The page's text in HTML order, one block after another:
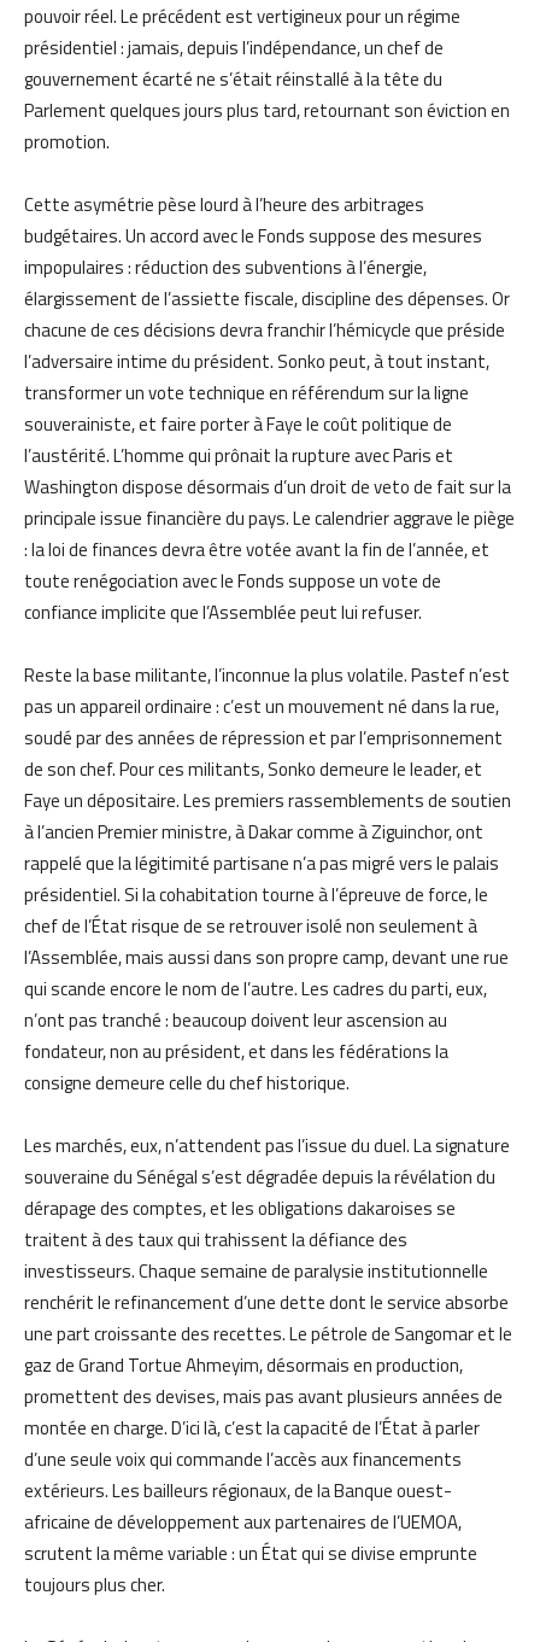
pouvoir réel. Le précédent est vertigineux pour un régime
présidentiel : jamais, depuis l’indépendance, un chef de
gouvernement écarté ne s’était réinstallé à la tête du
Parlement quelques jours plus tard, retournant son éviction en
promotion.
Cette asymétrie pèse lourd à l’heure des arbitrages
budgétaires. Un accord avec le Fonds suppose des mesures
impopulaires : réduction des subventions à l’énergie,
élargissement de l’assiette fiscale, discipline des dépenses. Or
chacune de ces décisions devra franchir l’hémicycle que préside
l’adversaire intime du président. Sonko peut, à tout instant,
transformer un vote technique en référendum sur la ligne
souverainiste, et faire porter à Faye le coût politique de
l’austérité. L’homme qui prônait la rupture avec Paris et
Washington dispose désormais d’un droit de veto de fait sur la
principale issue financière du pays. Le calendrier aggrave le piège
: la loi de finances devra être votée avant la fin de l’année, et
toute renégociation avec le Fonds suppose un vote de
confiance implicite que l’Assemblée peut lui refuser.
Reste la base militante, l’inconnue la plus volatile. Pastef n’est
pas un appareil ordinaire : c’est un mouvement né dans la rue,
soudé par des années de répression et par l’emprisonnement
de son chef. Pour ces militants, Sonko demeure le leader, et
Faye un dépositaire. Les premiers rassemblements de soutien
à l’ancien Premier ministre, à Dakar comme à Ziguinchor, ont
rappelé que la légitimité partisane n’a pas migré vers le palais
présidentiel. Si la cohabitation tourne à l’épreuve de force, le
chef de l’État risque de se retrouver isolé non seulement à
l’Assemblée, mais aussi dans son propre camp, devant une rue
qui scande encore le nom de l’autre. Les cadres du parti, eux,
n’ont pas tranché : beaucoup doivent leur ascension au
fondateur, non au président, et dans les fédérations la
consigne demeure celle du chef historique.
Les marchés, eux, n’attendent pas l’issue du duel. La signature
souveraine du Sénégal s’est dégradée depuis la révélation du
dérapage des comptes, et les obligations dakaroises se
traitent à des taux qui trahissent la défiance des
investisseurs. Chaque semaine de paralysie institutionnelle
renchérit le refinancement d’une dette dont le service absorbe
une part croissante des recettes. Le pétrole de Sangomar et le
gaz de Grand Tortue Ahmeyim, désormais en production,
promettent des devises, mais pas avant plusieurs années de
montée en charge. D’ici là, c’est la capacité de l’État à parler
d’une seule voix qui commande l’accès aux financements
extérieurs. Les bailleurs régionaux, de la Banque ouest-
africaine de développement aux partenaires de l’UEMOA,
scrutent la même variable : un État qui se divise emprunte
toujours plus cher.